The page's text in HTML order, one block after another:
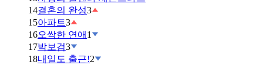
14결혼의 완성3
15아파트3
16오싹한 연애 1
17박보검3
18내일도 출근!2